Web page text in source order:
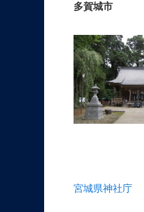
多賀城市
宮城県神社庁